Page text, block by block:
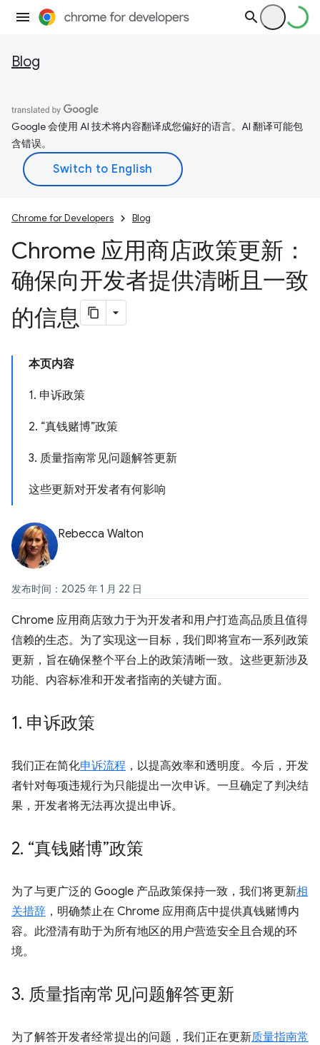
Blog
Google 会使用 AI 技术将内容翻译成您偏好的语言。AI 翻译可能包
含错误。
Chrome for Developers Blog
Chrome 应用商店政策更新：
确保向开发者提供清晰且一致
的信息
本页内容
1. 申诉政策
2. “真钱赌博”政策
3. 质量指南常见问题解答更新
这些更新对开发者有何影响
Rebecca Walton
发布时间：2025 年 1 月 22 日
Chrome 应用商店致力于为开发者和用户打造高品质且值得
信赖的生态。为了实现这一目标，我们即将宣布一系列政策
更新，旨在确保整个平台上的政策清晰一致。这些更新涉及
功能、内容标准和开发者指南的关键方面。
1. 申诉政策
我们正在简化申诉流程 ，以提高效率和透明度。今后，开发
者针对每项违规行为只能提出一次申诉。一旦确定了判决结
果，开发者将无法再次提出申诉。
2. “真钱赌博”政策
为了与更广泛的 Google 产品政策保持一致，我们将更新相
关措辞 ，明确禁止在 Chrome 应用商店中提供真钱赌博内
容。此澄清有助于为所有地区的用户营造安全且合规的环
境。
3. 质量指南常见问题解答更新
为了解答开发者经常提出的问题，我们正在更新质量指南常